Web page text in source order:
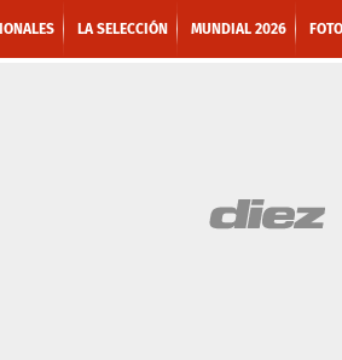
LA SELECCIÓN MUNDIAL 2026